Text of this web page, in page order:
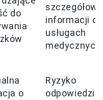
do
informacji o
usługach
medycznych
o
Ryzyko